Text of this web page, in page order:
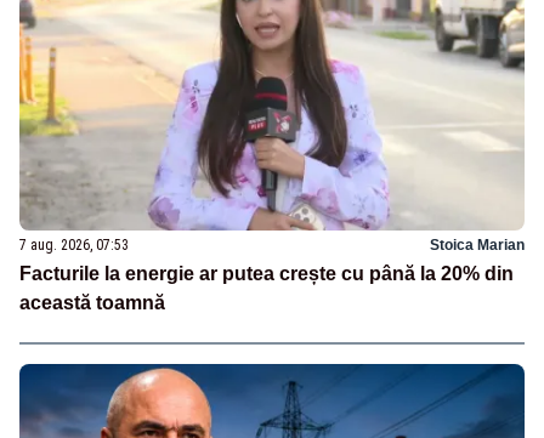
7 aug. 2026, 07:53 Stoica Marian
Facturile la energie ar putea crește cu până la 20% din
această toamnă